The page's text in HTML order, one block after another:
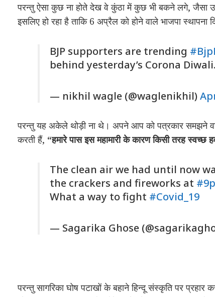
परन्तु ऐसा कुछ ना होते देख वे कुंठा में कुछ भी बकने लगे, जैसा
इसलिए हो रहा है ताकि 6 अप्रैल को होने वाले भाजपा स्थापना
BJP supporters are trending
behind yesterday’s Corona Diwali.
— nikhil wagle (@waglenikhil)
परन्तु यह अकेले थोड़ी ना थे। अपने आप को पत्रकार समझने
करती हैं, “हमारे पास इस महामारी के कारण किसी तरह
The clean air we had until now
the crackers and fireworks at
What a way to fight #Covid_19
— Sagarika Ghose
परन्तु सागरिका घोष पटाखों के बहाने हिन्दू संस्कृति पर प्रहार